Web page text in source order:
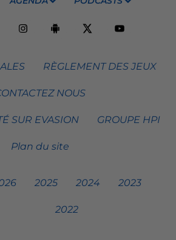
RÈGLEMENT DES JEUX
NOUS
SUR EVASION GROUPE HPI
Plan du site
2025 2024 2023
2022